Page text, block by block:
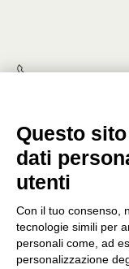
Questo
dati
utenti
Con il tuo consenso,
tecnologie simili per
personali come, ad
personalizzazione